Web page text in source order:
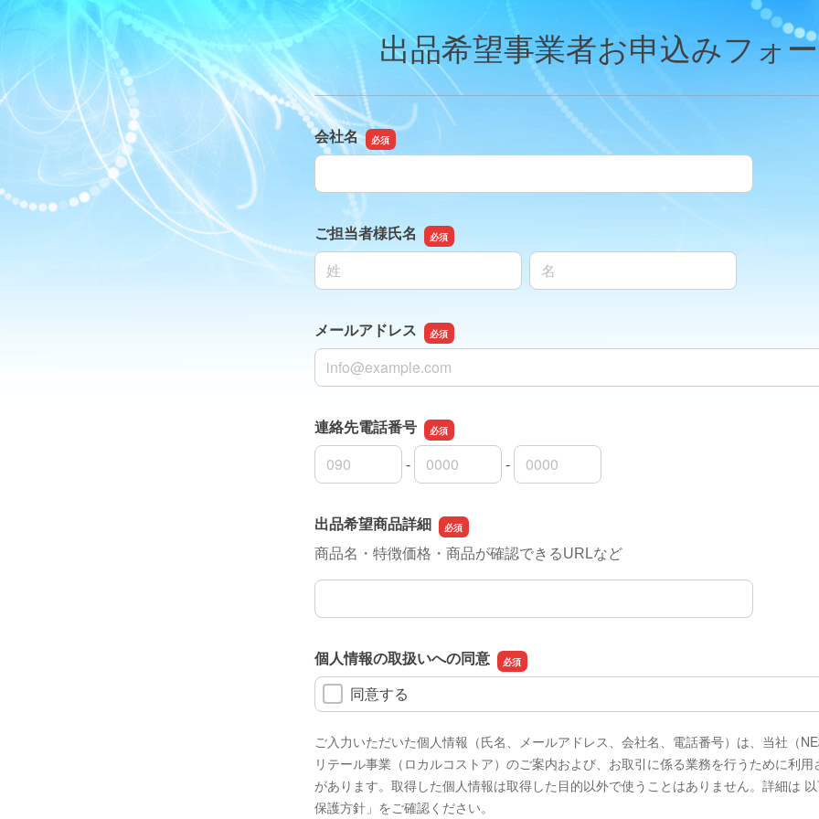
出品希望事業者お申込みフォ
会社名
会社名
ご担当者様氏名
名前の姓
名前の名
メールアドレス
メールアドレス
連絡先電話番号
連絡先電話番号の市外局番
-
連絡先電話番号の市内局番 -
連絡先電話番号の加入者番号
出品希望商品詳細
商品名・特徴価格・商品が確認できるURLなど
出品希望商品詳細
個人情報の取扱いへの同意
同意する
ご入力いただいた個人情報（氏名、メールアドレス、会社名、電話番号）は、当社（
リテール事業（ロカルコストア）のご案内および、お取引に係る業務を行うために利用
があります。取得した個人情報は取得した目的以外で使うことはありません。詳細は
保護方針」をご確認ください。